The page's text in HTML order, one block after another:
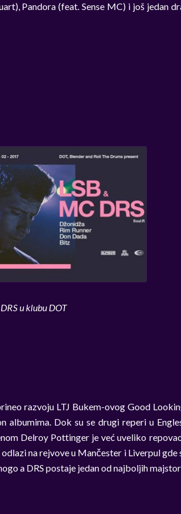
Pandora (feat. Sense MC) i još jedan
u klubu DOT
razvoju LTJ Bukem-ovog Good
albumima. Dok su se drugi reperi u
Delroy Pottinger je već uveliko
na rejvove u Mančester i Liverpul gde
a DRS postaje jedan od najboljih